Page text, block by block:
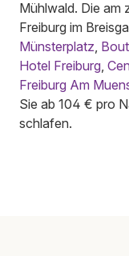
Mühlwald. Die am
Freiburg im
Münsterplatz,
Hotel Freiburg,
Freiburg Am
Sie ab 104 € pro
schlafen.